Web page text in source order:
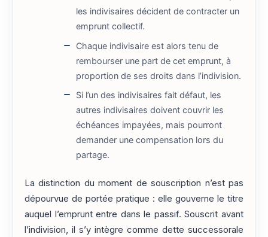
les indivisaires décident de contracter un
emprunt collectif.
Chaque indivisaire est alors tenu de
rembourser une part de cet emprunt, à
proportion de ses droits dans l’indivision.
Si l’un des indivisaires fait défaut, les
autres indivisaires doivent couvrir les
échéances impayées, mais pourront
demander une compensation lors du
partage.
La distinction du moment de souscription n’est pas
dépourvue de portée pratique : elle gouverne le titre
auquel l’emprunt entre dans le passif. Souscrit avant
l’indivision, il s’y intègre comme dette successorale